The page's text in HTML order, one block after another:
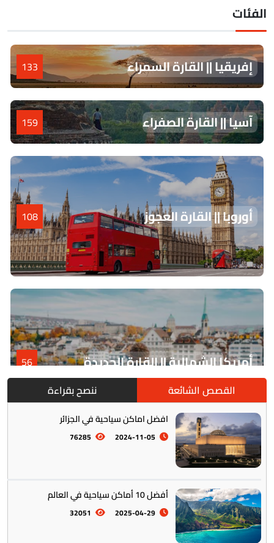
إفريقيا || القارة السمراء 133
آسيا || القارة الصفراء 159
أوروبا || القارة العجوز 108
أمريكا الشمالية || القارة الجديدة 56
أمريكا الجنوبية || القارة اللاتينية
القصص الشائعة ننصح بقراءة
افضل اماكن سياحية في الجزائر
2024-11-05
76285
أفضل 10 أماكن سياحية في العالم
2025-04-29
32051